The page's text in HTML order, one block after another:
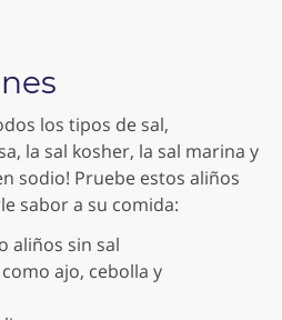
los tipos de sal,
la sal kosher, la sal marina y
sodio! Pruebe estos aliños
sabor a su comida:
aliños sin sal
ajo, cebolla y